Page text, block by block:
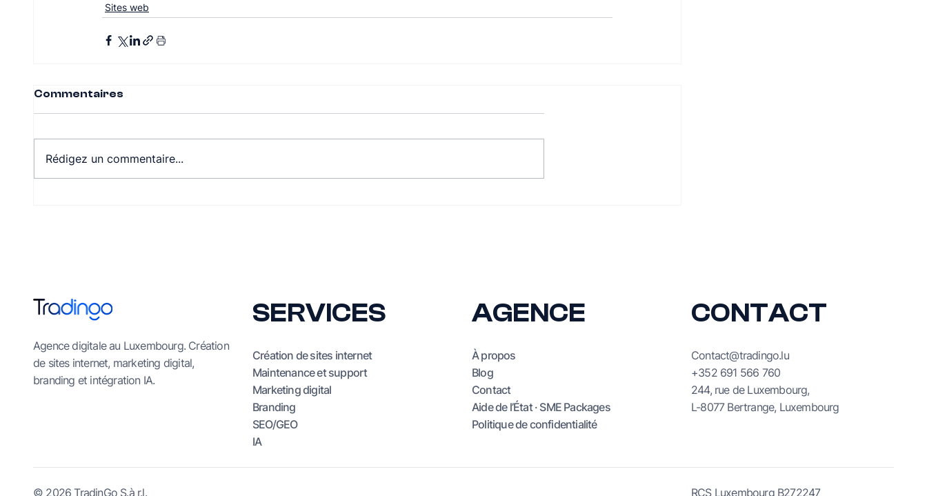
Sites web
Commentaires
Rédigez un commentaire...
Agence digitale au Luxembourg. Création
de sites internet, marketing digital,
branding et intégration IA.
© 2026 TradinGo S.à r.l.
SERVICES
Création de sites internet
Maintenance et support
Marketing digital
Branding
SEO/GEO
IA
AGENCE
À propos
Blog
Contact
Aide de l’État · SME Packages
Politique de confidentialité
CONTACT
Contact@tradingo.lu
+352 691 566 760
244, rue de Luxembourg,
L-8077 Bertrange, Luxembourg
RCS Luxembourg B272247